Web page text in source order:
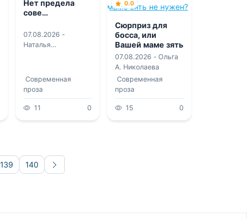
Нет предела
сове…
07.08.2026 -
Наталья
Современная
проза
11 0
0.0
Сюрприз для
босса, или
Вашей маме зять
не нужен?
07.08.2026 - Ольга
А. Николаева
Современная
проза
15 0
139 140 Вперёд